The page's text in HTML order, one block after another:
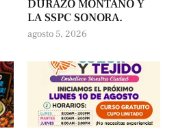
DURAZO MONTAÑO Y
LA SSPC SONORA.
agosto 5, 2026